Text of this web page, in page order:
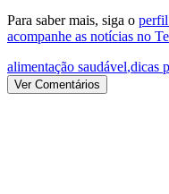
Para saber mais, siga o
acompanhe as notícias no
alimentação saudável,dicas
Ver Comentários